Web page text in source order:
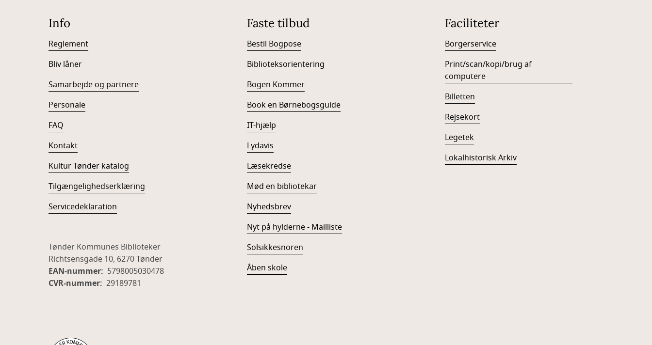
Info
Reglement
Bliv låner
Samarbejde og partnere
Personale
FAQ
Kontakt
Kultur Tønder katalog
Tilgængelighedserklæring
Servicedeklaration
Tønder Kommunes Biblioteker
Richtsensgade 10, 6270 Tønder
EAN-nummer: 5798005030478
CVR-nummer: 29189781
Faste tilbud
Bestil Bogpose
Biblioteksorientering
Bogen Kommer
Book en Børnebogsguide
IT-hjælp
Lydavis
Læsekredse
Mød en bibliotekar
Nyhedsbrev
Nyt på hylderne - Mailliste
Solsikkesnoren
Åben skole
Faciliteter
Borgerservice
Print/scan/kopi/brug af
computere
Billetten
Rejsekort
Legetek
Lokalhistorisk Arkiv